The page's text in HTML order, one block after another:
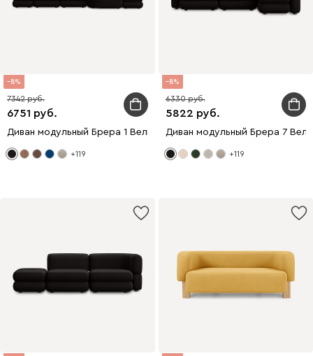
8
6751
7342
Диван модульный Брера 1 Велюр Черный
+119
8
5822
6330
Диван модульный Брера 7
+119